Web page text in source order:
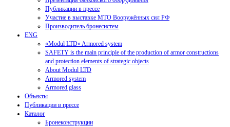
Публикации в прессе
Участие в выставке МТО Вооружённых сил РФ
Производитель бронесистем
ENG
«Modul LTD» Armored system
SAFETY is the main principle of the production of armor constructions
and protection elements of strategic objects
About Modul LTD
Armored system
Armored glass
Объекты
Публикации в прессе
Каталог
Бронеконструкции